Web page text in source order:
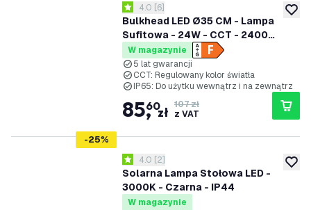
Bulkhead LED Ø35 CM - Lampa
Sufitowa - 24W - CCT - 2400
Lumenów - Czarny - IP65
Wodoodporność - 5 lat gwarancji
otwórz panel recenzji
4 Gwiazdki oceny
4.0 [6]
W magazynie
5 lat gwarancji
CCT: Regulowany kolor światła
IP65: Do użytku wewnątrz i na zewnątrz
85,
60zł 107 zł
z VAT
-25%
Solarna Lampa Stołowa LED -
3000K - Czarna - IP44
otwórz panel recenzji
4 Gwiazdki oceny
4.0 [2]
W magazynie